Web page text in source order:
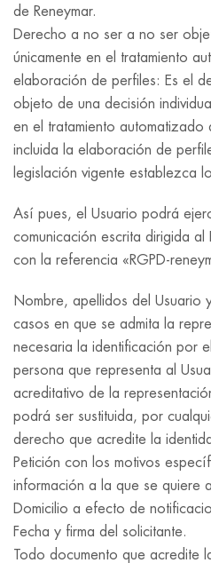
de Reneymar.
Derecho a no ser a no ser
únicamente en el tratamiento
elaboración de perfiles: Es el
objeto de una decisión
en el tratamiento automatizado
incluida la elaboración de
legislación vigente establezca
Así pues, el Usuario podrá
comunicación escrita dirigida al
con la referencia «RGPD-
Nombre, apellidos del Usuario
casos en que se admita la
necesaria la identificación por
persona que representa al
acreditativo de la
podrá ser sustituida, por
derecho que acredite la
Petición con los motivos
información a la que se quiere
Domicilio a efecto de
Fecha y firma del solicitante.
Todo documento que acredite